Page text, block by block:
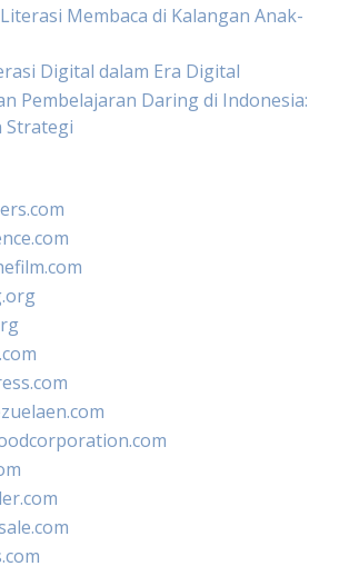
Membaca di Kalangan Anak-
Digital dalam Era Digital
Pembelajaran Daring di Indonesia:
Strategi